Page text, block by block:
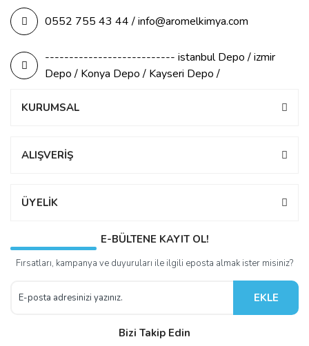
0552 755 43 44 / info@aromelkimya.com
--------------------------- istanbul Depo / izmir
Depo / Konya Depo / Kayseri Depo /
KURUMSAL
ALIŞVERİŞ
ÜYELİK
E-BÜLTENE KAYIT OL!
Fırsatları, kampanya ve duyuruları ile ilgili eposta almak ister misiniz?
EKLE
Bizi Takip Edin